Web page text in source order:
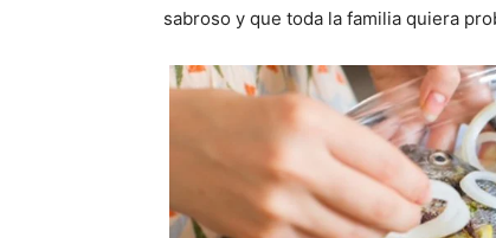
sabroso y que toda la familia quiera